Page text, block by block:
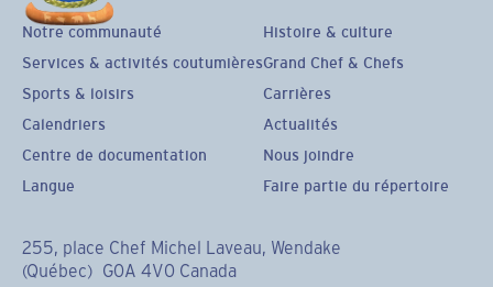
255, place Chef Michel Laveau, Wendake
(Québec) G0A 4V0 Canada
Notre communauté
Services & activités coutumières
Sports & loisirs
Calendriers
Centre de documentation
Langue
Histoire & culture
Grand Chef & Chefs
Carrières
Actualités
Nous joindre
Faire partie du répertoire